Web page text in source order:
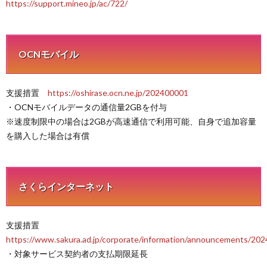
https://support.mineo.jp/ac/722/
OCNモバイル
支援措置 https://oshirase.ocn.ne.jp/202400001
・OCNモバイルデータの通信量2GBを付与
※速度制限中の場合は2GBが高速通信で利用可能、自身で追加容量
を購入した場合は有償
さくらインターネット
支援措置
https://www.sakura.ad.jp/corporate/information/announcements/
・対象サービス契約者の支払期限延長